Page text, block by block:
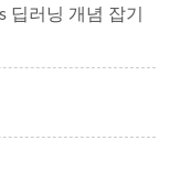
딥러닝 개념 잡기